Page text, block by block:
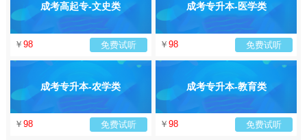
成考高起专-文史类
￥ 98 免费试听
成考专升本-医学类
￥ 98 免费试听
成考专升本-农学类
￥ 98 免费试听
成考专升本-教育类
￥ 98 免费试听